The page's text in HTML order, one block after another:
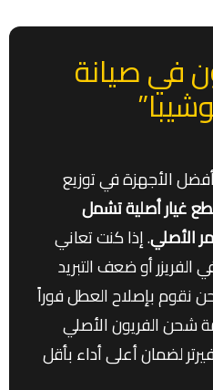
في صيانة
الأجهزة في توزيع
غيار أصلية تشمل
الأصلي. إذا كنت تعاني
أو ضعف التبريد
نقوم بإصلاح العطل فوراً
شحن الفريون الأصلي
لضمان أعلى أداء بأقل